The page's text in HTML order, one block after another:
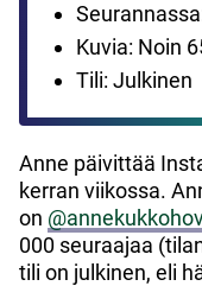
Kuvia: Noin
Tili: Julkinen
Anne päivittää
kerran viikossa.
on
000 seuraajaa
tili on julkinen, eli